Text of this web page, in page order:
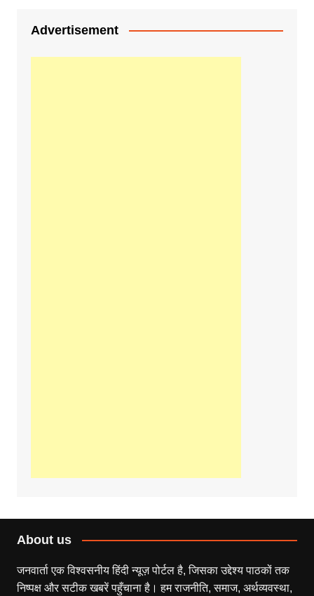
Advertisement
About us
जनवार्ता एक विश्वसनीय हिंदी न्यूज़ पोर्टल है, जिसका उद्देश्य पाठकों तक
निष्पक्ष और सटीक खबरें पहुँचाना है। हम राजनीति, समाज, अर्थव्यवस्था,